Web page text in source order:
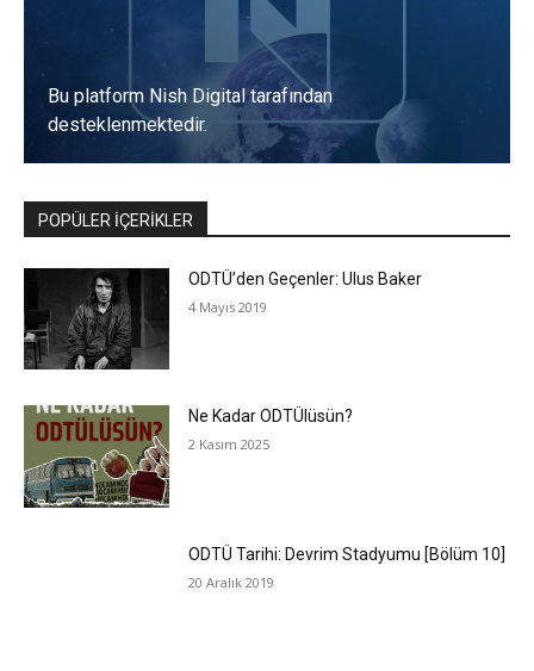
Bu platform Nish Digital tarafından
desteklenmektedir.
POPÜLER İÇERİKLER
ODTÜ’den Geçenler: Ulus Baker
4 Mayıs 2019
Ne Kadar ODTÜlüsün?
2 Kasım 2025
ODTÜ Tarihi: Devrim Stadyumu [Bölüm 10]
20 Aralık 2019